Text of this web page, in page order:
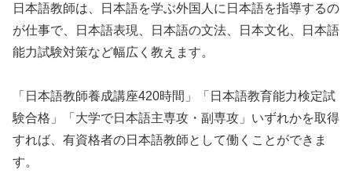
日本語教師は、日本語を学ぶ外国人に日本語を指導するの
が仕事で、日本語表現、日本語の文法、日本文化、日本語
能力試験対策など幅広く教えます。
「日本語教師養成講座420時間」「日本語教育能力検定試
験合格」「大学で日本語主専攻・副専攻」いずれかを取得
すれば、有資格者の日本語教師として働くことができま
す。